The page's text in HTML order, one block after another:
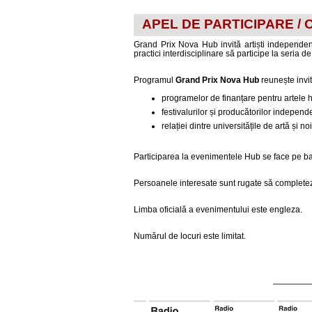
APEL DE PARTICIPARE
Grand Prix Nova Hub invită artiști
practici interdisciplinare să participe la seria
Programul Grand Prix Nova Hub reunește
programelor de finanțare pentru artele
festivalurilor și producătorilor
relației dintre universitățile de artă și
Participarea la evenimentele Hub se face pe
Persoanele interesate sunt rugate să
Limba oficială a evenimentului este engleza.
Numărul de locuri este limitat.